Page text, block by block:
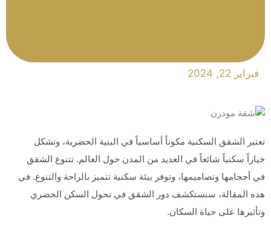
فبراير 22, 2024
تعتبر الشقق السكنية مكوناً أساسياً في البنية الحضرية، وتشكل
خياراً سكنياً شائعاً في العديد من المدن حول العالم. تتنوع الشقق
في أحجامها وتصاميمها، وتوفر بيئة سكنية تتميز بالراحة والتنوع. في
هذه المقالة، سنستكشف دور الشقق في تحول السكن الحضري
وتأثيرها على حياة السكان.